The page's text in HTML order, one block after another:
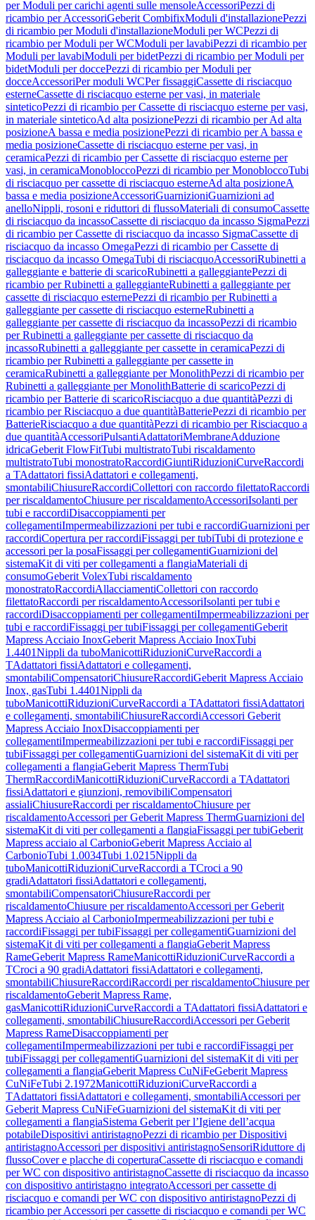
per Moduli per carichi agenti sulle mensoleAccessoriPezzi di
ricambio per AccessoriGeberit CombifixModuli d'installazionePezzi
di ricambio per Moduli d'installazioneModuli per WCPezzi di
ricambio per Moduli per WCModuli per lavabiPezzi di ricambio per
Moduli per lavabiModuli per bidetPezzi di ricambio per Moduli per
bidetModuli per doccePezzi di ricambio per Moduli per
docceAccessoriPer moduli WCPer fissaggiCassette di risciacquo
esterneCassette di risciacquo esterne per vasi, in materiale
sinteticoPezzi di ricambio per Cassette di risciacquo esterne per vasi,
in materiale sinteticoAd alta posizionePezzi di ricambio per Ad alta
posizioneA bassa e media posizionePezzi di ricambio per A bassa e
media posizioneCassette di risciacquo esterne per vasi, in
ceramicaPezzi di ricambio per Cassette di risciacquo esterne per
vasi, in ceramicaMonobloccoPezzi di ricambio per MonobloccoTubi
di risciacquo per cassette di risciacquo esterneAd alta posizioneA
bassa e media posizioneAccessoriGuarnizioniGuarnizioni ad
anelloNippli, rosoni e riduttori di flussoMateriali di consumoCassette
di risciacquo da incassoCassette di risciacquo da incasso SigmaPezzi
di ricambio per Cassette di risciacquo da incasso SigmaCassette di
risciacquo da incasso OmegaPezzi di ricambio per Cassette di
risciacquo da incasso OmegaTubi di risciacquoAccessoriRubinetti a
galleggiante e batterie di scaricoRubinetti a galleggiantePezzi di
ricambio per Rubinetti a galleggianteRubinetti a galleggiante per
cassette di risciacquo esternePezzi di ricambio per Rubinetti a
galleggiante per cassette di risciacquo esterneRubinetti a
galleggiante per cassette di risciacquo da incassoPezzi di ricambio
per Rubinetti a galleggiante per cassette di risciacquo da
incassoRubinetti a galleggiante per cassette in ceramicaPezzi di
ricambio per Rubinetti a galleggiante per cassette in
ceramicaRubinetti a galleggiante per MonolithPezzi di ricambio per
Rubinetti a galleggiante per MonolithBatterie di scaricoPezzi di
ricambio per Batterie di scaricoRisciacquo a due quantitàPezzi di
ricambio per Risciacquo a due quantitàBatteriePezzi di ricambio per
BatterieRisciacquo a due quantitàPezzi di ricambio per Risciacquo a
due quantitàAccessoriPulsantiAdattatoriMembraneAdduzione
idricaGeberit FlowFitTubi multistratoTubi riscaldamento
multistratoTubi monostratoRaccordiGiuntiRiduzioniCurveRaccordi
a TAdattatori fissiAdattatori e collegamenti,
smontabiliChiusureRaccordiCollettori con raccordo filettatoRaccordi
per riscaldamentoChiusure per riscaldamentoAccessoriIsolanti per
tubi e raccordiDisaccoppiamenti per
collegamentiImpermeabilizzazioni per tubi e raccordiGuarnizioni per
raccordiCopertura per raccordiFissaggi per tubiTubi di protezione e
accessori per la posaFissaggi per collegamentiGuarnizioni del
sistemaKit di viti per collegamenti a flangiaMateriali di
consumoGeberit VolexTubi riscaldamento
monostratoRaccordiAllacciamentiCollettori con raccordo
filettatoRaccordi per riscaldamentoAccessoriIsolanti per tubi e
raccordiDisaccoppiamenti per collegamentiImpermeabilizzazioni per
tubi e raccordiFissaggi per tubiFissaggi per collegamentiGeberit
Mapress Acciaio InoxGeberit Mapress Acciaio InoxTubi
1.4401Nippli da tuboManicottiRiduzioniCurveRaccordi a
TAdattatori fissiAdattatori e collegamenti,
smontabiliCompensatoriChiusureRaccordiGeberit Mapress Acciaio
Inox, gasTubi 1.4401Nippli da
tuboManicottiRiduzioniCurveRaccordi a TAdattatori fissiAdattatori
e collegamenti, smontabiliChiusureRaccordiAccessori Geberit
Mapress Acciaio InoxDisaccoppiamenti per
collegamentiImpermeabilizzazioni per tubi e raccordiFissaggi per
tubiFissaggi per collegamentiGuarnizioni del sistemaKit di viti per
collegamenti a flangiaGeberit Mapress ThermTubi
ThermRaccordiManicottiRiduzioniCurveRaccordi a TAdattatori
fissiAdattatori e giunzioni, removibiliCompensatori
assialiChiusureRaccordi per riscaldamentoChiusure per
riscaldamentoAccessori per Geberit Mapress ThermGuarnizioni del
sistemaKit di viti per collegamenti a flangiaFissaggi per tubiGeberit
Mapress acciaio al CarbonioGeberit Mapress Acciaio al
CarbonioTubi 1.0034Tubi 1.0215Nippli da
tuboManicottiRiduzioniCurveRaccordi a TCroci a 90
gradiAdattatori fissiAdattatori e collegamenti,
smontabiliCompensatoriChiusureRaccordi per
riscaldamentoChiusure per riscaldamentoAccessori per Geberit
Mapress Acciaio al CarbonioImpermeabilizzazioni per tubi e
raccordiFissaggi per tubiFissaggi per collegamentiGuarnizioni del
sistemaKit di viti per collegamenti a flangiaGeberit Mapress
RameGeberit Mapress RameManicottiRiduzioniCurveRaccordi a
TCroci a 90 gradiAdattatori fissiAdattatori e collegamenti,
smontabiliChiusureRaccordiRaccordi per riscaldamentoChiusure per
riscaldamentoGeberit Mapress Rame,
gasManicottiRiduzioniCurveRaccordi a TAdattatori fissiAdattatori e
collegamenti, smontabiliChiusureRaccordiAccessori per Geberit
Mapress RameDisaccoppiamenti per
collegamentiImpermeabilizzazioni per tubi e raccordiFissaggi per
tubiFissaggi per collegamentiGuarnizioni del sistemaKit di viti per
collegamenti a flangiaGeberit Mapress CuNiFeGeberit Mapress
CuNiFeTubi 2.1972ManicottiRiduzioniCurveRaccordi a
TAdattatori fissiAdattatori e collegamenti, smontabiliAccessori per
Geberit Mapress CuNiFeGuarnizioni del sistemaKit di viti per
collegamenti a flangiaSistema Geberit per l’Igiene dell’acqua
potabileDispositivi antiristagnoPezzi di ricambio per Dispositivi
antiristagnoAccessori per dispositivi antiristagnoSensoriRiduttore di
flussoCover e placche di coperturaCassette di risciacquo e comandi
per WC con dispositivo antiristagnoCassette di risciacquo da incasso
con dispositivo antiristagno integratoAccessori per cassette di
risciacquo e comandi per WC con dispositivo antiristagnoPezzi di
ricambio per Accessori per cassette di risciacquo e comandi per WC